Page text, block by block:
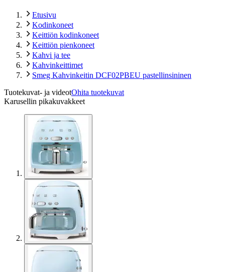
Etusivu
Kodinkoneet
Keittiön kodinkoneet
Keittiön pienkoneet
Kahvi ja tee
Kahvinkeittimet
Smeg Kahvinkeitin DCF02PBEU pastellinsininen
Tuotekuvat- ja videotOhita tuotekuvat
Karusellin pikakuvakkeet